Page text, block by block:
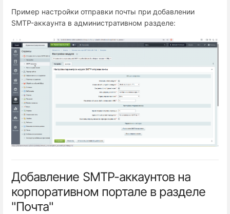
Пример настройки отправки почты при добавлении
SMTP-аккаунта в административном разделе:
Добавление SMTP-аккаунтов на
корпоративном портале в разделе
"Почта"